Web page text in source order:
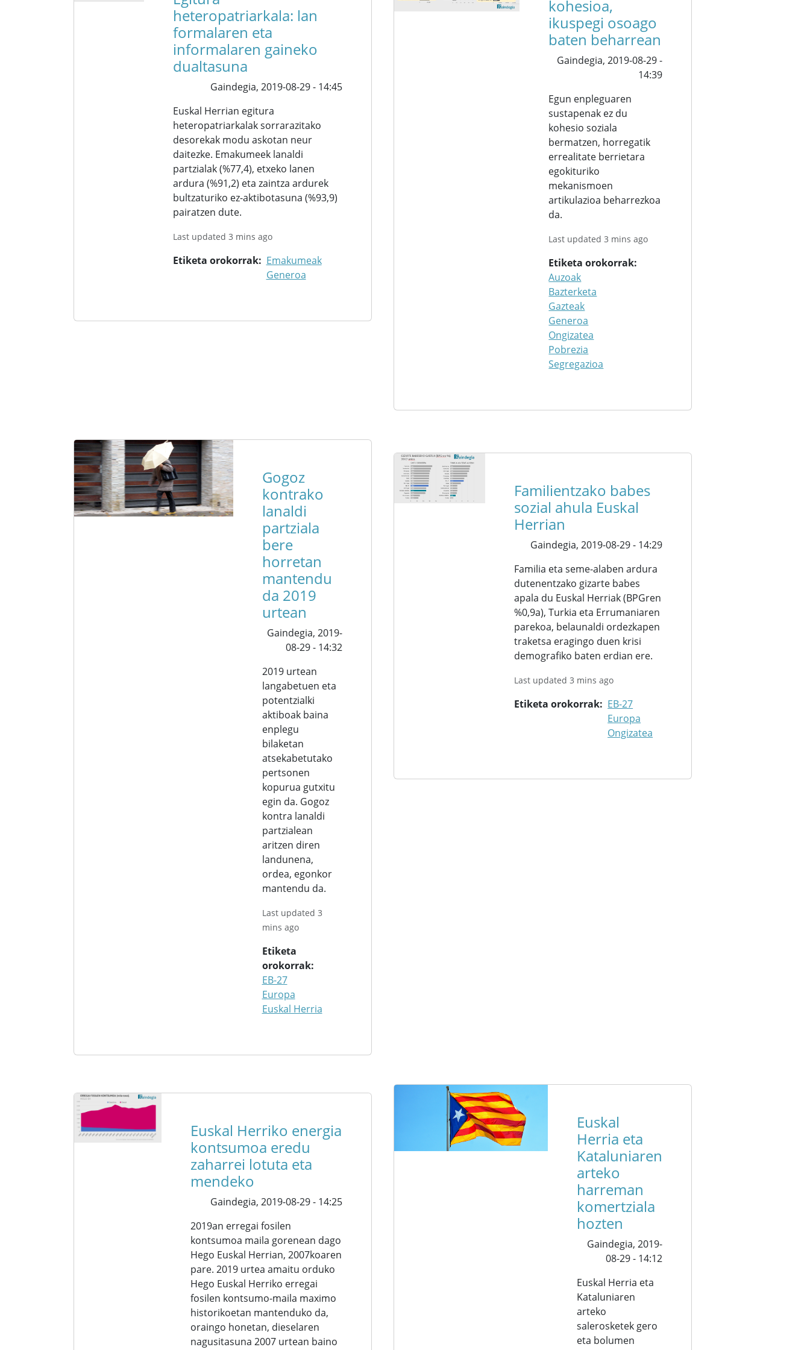
heteropatriarkala: lan
formalaren eta
informalaren gaineko
dualtasuna
Gaindegia, 2019-08-29 - 14:45
Euskal Herrian egitura
heteropatriarkalak sorrarazitako
desorekak modu askotan neur
daitezke. Emakumeek lanaldi
partzialak (%77,4), etxeko lanen
ardura (%91,2) eta zaintza ardurek
bultzaturiko ez-aktibotasuna (%93,9)
pairatzen dute.
Last updated 3 mins ago
Etiketa orokorrak
Emakumeak
Generoa
kohesioa,
ikuspegi osoago
baten beharrean
Gaindegia, 2019-08-29 -
14:39
Egun enpleguaren
sustapenak ez du
kohesio soziala
bermatzen, horregatik
errealitate berrietara
egokituriko
mekanismoen
artikulazioa beharrezkoa
da.
Last updated 3 mins ago
Etiketa orokorrak
Auzoak
Bazterketa
Gazteak
Generoa
Ongizatea
Pobrezia
Segregazioa
Gogoz
kontrako
lanaldi
partziala
bere
horretan
mantendu
da 2019
urtean
Gaindegia, 2019-
08-29 - 14:32
2019 urtean
langabetuen eta
potentzialki
aktiboak baina
enplegu
bilaketan
atsekabetutako
pertsonen
kopurua gutxitu
egin da. Gogoz
kontra lanaldi
partzialean
aritzen diren
landunena,
ordea, egonkor
mantendu da.
Last updated 3
mins ago
Etiketa
orokorrak
EB-27
Europa
Euskal Herria
Familientzako babes
sozial ahula Euskal
Herrian
Gaindegia, 2019-08-29 - 14:29
Familia eta seme-alaben ardura
dutenentzako gizarte babes
apala du Euskal Herriak (BPGren
%0,9a), Turkia eta Errumaniaren
parekoa, belaunaldi ordezkapen
traketsa eragingo duen krisi
demografiko baten erdian ere.
Last updated 3 mins ago
Etiketa orokorrak
EB-27
Europa
Ongizatea
Euskal Herriko energia
kontsumoa eredu
zaharrei lotuta eta
mendeko
Gaindegia, 2019-08-29 - 14:25
2019an erregai fosilen
kontsumoa maila gorenean dago
Hego Euskal Herrian, 2007koaren
pare. 2019 urtea amaitu orduko
Hego Euskal Herriko erregai
fosilen kontsumo-maila maximo
historikoetan mantenduko da,
oraingo honetan, dieselaren
nagusitasuna 2007 urtean baino
Euskal
Herria eta
Kataluniaren
arteko
harreman
komertziala
hozten
Gaindegia, 2019-
08-29 - 14:12
Euskal Herria eta
Kataluniaren
arteko
salerosketek gero
eta bolumen